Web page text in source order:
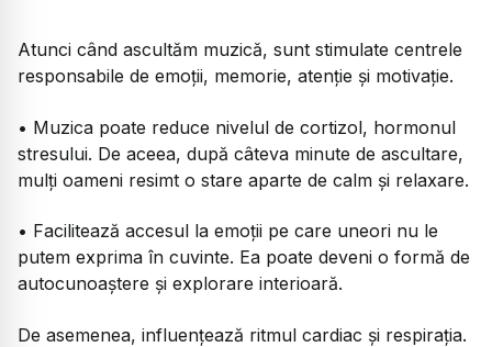
Atunci când ascultăm muzică, sunt stimulate centrele
responsabile de emoții, memorie, atenție și motivație.
• Muzica poate reduce nivelul de cortizol, hormonul
stresului. De aceea, după câteva minute de ascultare,
mulți oameni resimt o stare aparte de calm și relaxare.
• Facilitează accesul la emoții pe care uneori nu le
putem exprima în cuvinte. Ea poate deveni o formă de
autocunoaștere și explorare interioară.
De asemenea, influențează ritmul cardiac și respirația.